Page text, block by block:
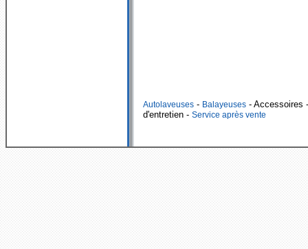
Autolaveuses - Balayeuses - Accessoires
d'entretien - Service après vente